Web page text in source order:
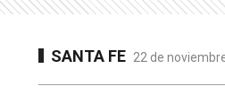
SANTA FE 22 de